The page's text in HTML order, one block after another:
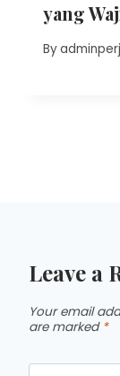
yang
By
Leave a
Your email
are marked *